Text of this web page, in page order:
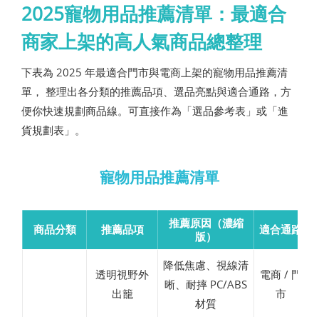
2025寵物用品推薦清單：最適合
商家上架的高人氣商品總整理
下表為 2025 年最適合門市與電商上架的寵物用品推薦清
單， 整理出各分類的推薦品項、選品亮點與適合通路，方
便你快速規劃商品線。可直接作為「選品參考表」或「進
貨規劃表」。
寵物用品推薦清單
商品分類 推薦品項
推薦原因（濃縮
版）
適合通路
透明視野外
出籠
降低焦慮、視線清
晰、耐摔 PC/ABS
材質
電商 / 門
市